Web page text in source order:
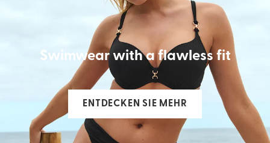
Swimwear with a flawless fit​
ENTDECKEN SIE MEHR​